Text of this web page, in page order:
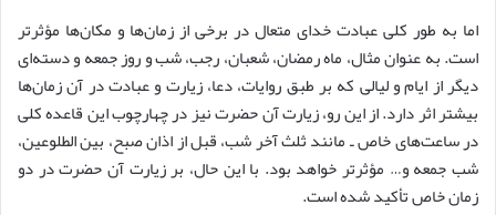
اما به طور کلی عبادت خدای متعال در برخی از زمان‌ها و مکان‌ها مؤثرتر
است. به عنوان مثال، ماه رمضان، شعبان، رجب، شب و روز جمعه و دسته‌ای
دیگر از ایام و لیالی که بر طبق روایات، دعا، زیارت و عبادت در آن زمان‌ها
بیشتر اثر دارد. از این رو، زیارت آن حضرت نیز در چهارچوب این قاعده کلی
در ساعت‌های خاص ـ مانند ثلث آخر شب، قبل از اذان صبح، بین الطلوعین،
شب جمعه و… مؤثرتر خواهد بود. با این حال، بر زیارت آن حضرت در دو
زمان خاص تأکید شده است.